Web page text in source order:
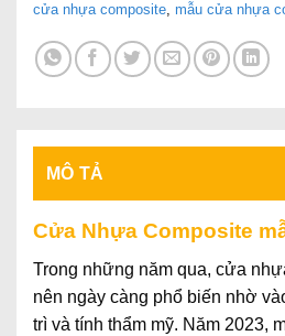
cửa nhựa composite, mẫu cửa nhựa
MÔ TẢ
Cửa Nhựa Composite
Trong những năm qua, cửa
nên ngày càng phổ biến nhờ
trì và tính thẩm mỹ. Năm 2023,